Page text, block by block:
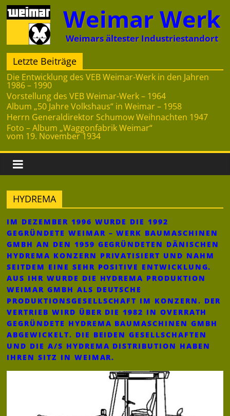
Zum
Inhalt
springen
Weimar Werk
Weimars ältester Industriestandort
Letzte Beiträge
Die Entwicklung des VEB Weimar-Werk in den Jahren
1986 – 1990
Vorstellung des VEB Weimar-Werk – 1964
Album „50 Jahre Volkshaus“ in Weimar – 1958
Herrn Generaldirektor Schumow Weihnachten 1947
Foto – Album „Waggonfabrik Weimar“
vom 19. November 1934
HYDREMA
IM DEZEMBER 1996 WURDE DIE 1992
GEGRÜNDETE WEIMAR – WERK BAUMASCHINEN
GMBH AN DEN 1959 GEGRÜNDETEN DÄNISCHEN
HYDREMA KONZERN PRIVATISIERT UND NAHM
SEITDEM EINE SEHR POSITIVE ENTWICKLUNG.
AUS IHR WURDE DIE HYDREMA PRODUKTION
WEIMAR GMBH ALS DEUTSCHE
PRODUKTIONSGESELLSCHAFT IM KONZERN. DER
VERTRIEB WIRD ÜBER DIE 1982 IN OVERRATH
GEGRÜNDETE HYDREMA BAUMASCHINEN GMBH
ABGEWICKELT. DIE BEIDEN GESELLSCHAFTEN
UND DIE A/S HYDREMA DISTRIBUTION HABEN
IHREN SITZ IN WEIMAR.